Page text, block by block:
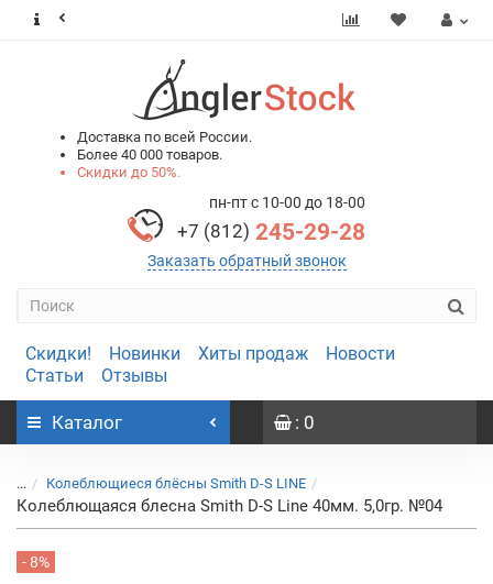
Доставка по всей России.
Более 40 000 товаров.
Скидки до 50%.
пн-пт с 10-00 до 18-00
+7 (812) 245-29-28
Заказать обратный звонок
Скидки! Новинки Хиты продаж
Новости
Статьи
Отзывы
Каталог : 0
... Колеблющиеся блёсны Smith D-S LINE
Колеблющаяся блесна Smith D-S Line 40мм. 5,0гр. №04
- 8%